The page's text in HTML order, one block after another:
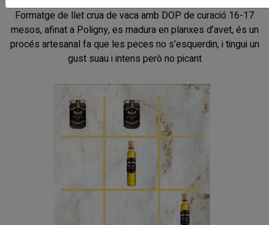
Formatge de llet crua de vaca amb DOP de curació 16-17
mesos, afinat a Poligny, es madura en planxes d’avet, és un
procés artesanal fa que les peces no s’esquerdin, i tingui un
gust suau i intens però no picant